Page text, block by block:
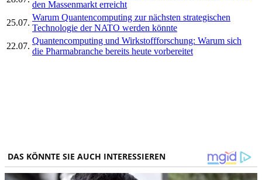
den Massenmarkt erreicht
25.07.
Warum Quantencomputing zur nächsten strategischen
Technologie der NATO werden könnte
22.07.
Quantencomputing und Wirkstoffforschung: Warum sich
die Pharmabranche bereits heute vorbereitet